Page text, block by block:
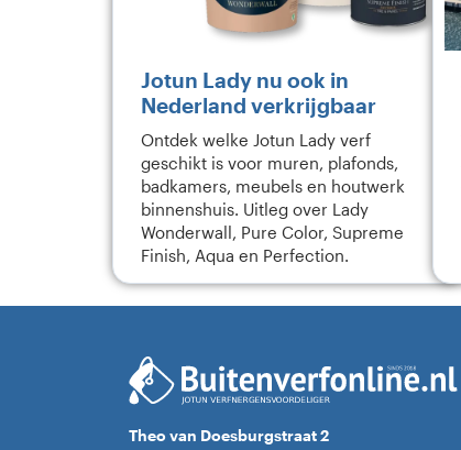
Jotun Lady nu ook in
Nederland verkrijgbaar
Ontdek welke Jotun Lady verf
geschikt is voor muren, plafonds,
badkamers, meubels en houtwerk
binnenshuis. Uitleg over Lady
Wonderwall, Pure Color, Supreme
Finish, Aqua en Perfection.
Theo van Doesburgstraat 2